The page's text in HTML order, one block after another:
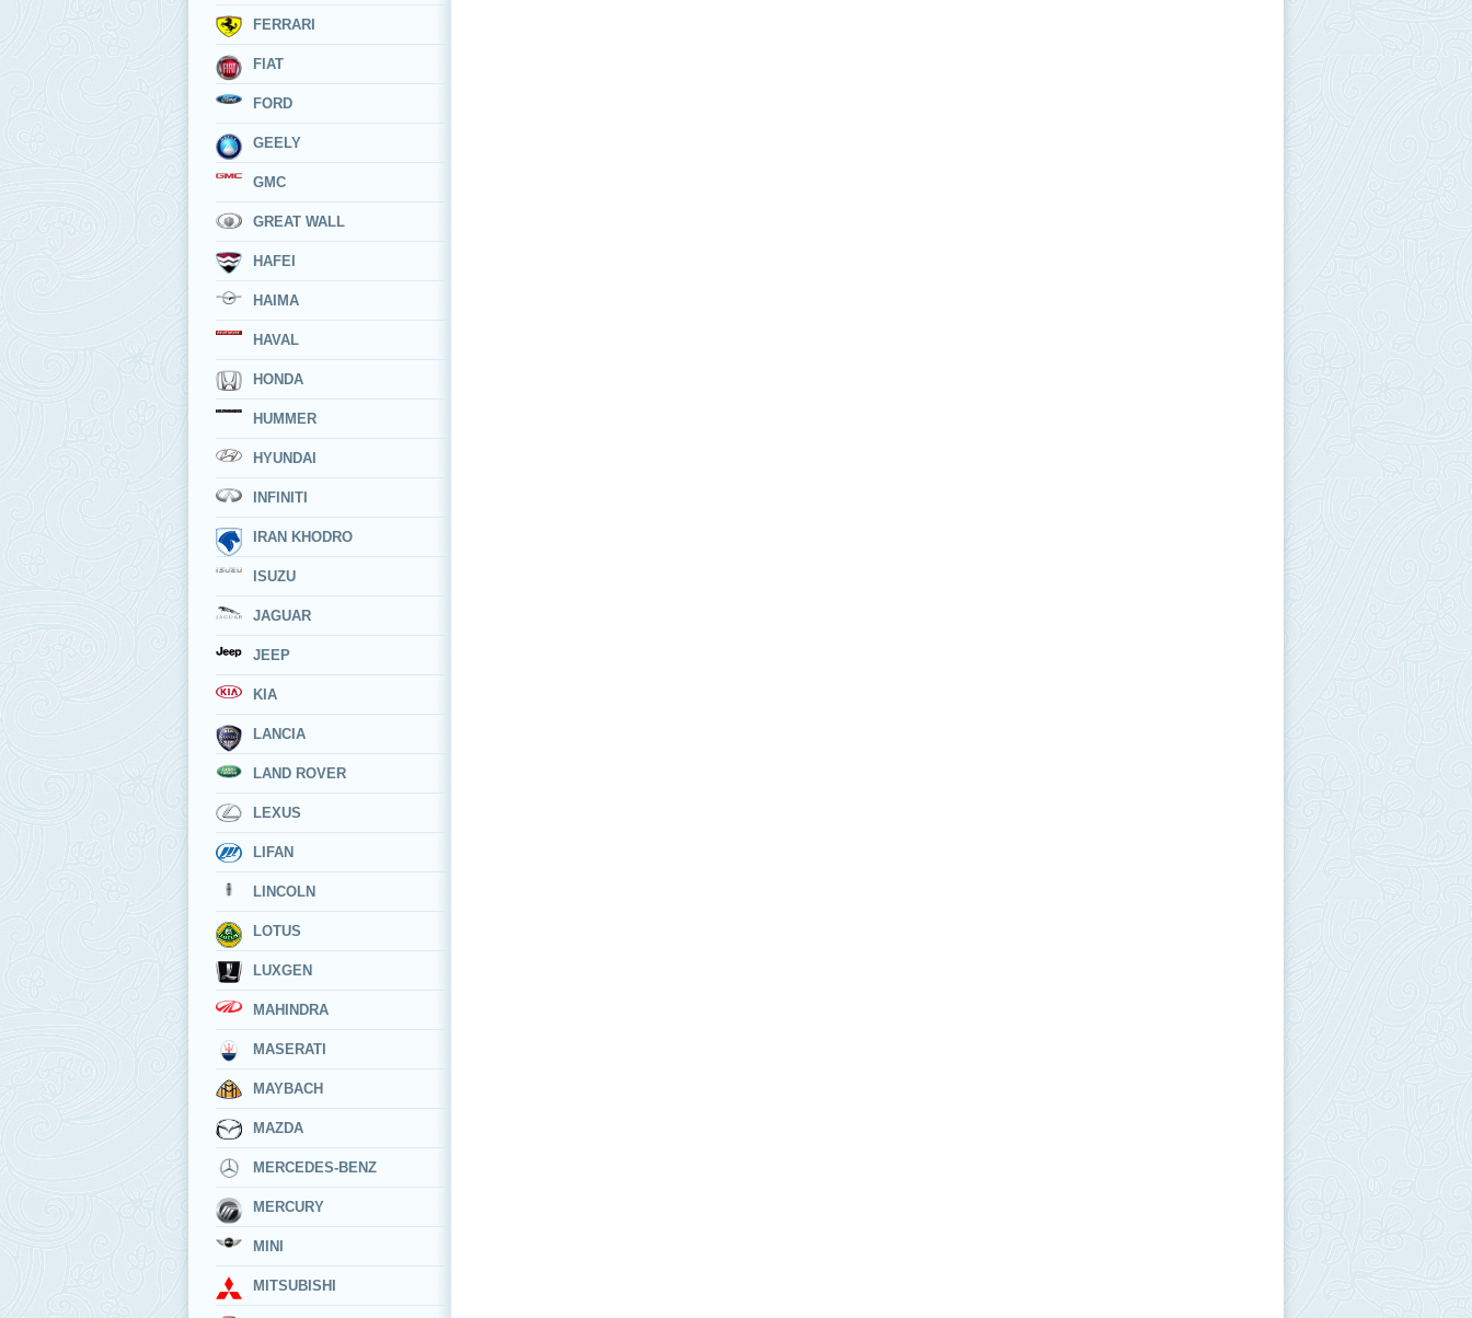
FERRARI
FIAT
FORD
GEELY
GMC
GREAT WALL
HAFEI
HAIMA
HAVAL
HONDA
HUMMER
HYUNDAI
INFINITI
IRAN KHODRO
ISUZU
JAGUAR
JEEP
KIA
LANCIA
LAND ROVER
LEXUS
LIFAN
LINCOLN
LOTUS
LUXGEN
MAHINDRA
MASERATI
MAYBACH
MAZDA
MERCEDES-BENZ
MERCURY
MINI
MITSUBISHI